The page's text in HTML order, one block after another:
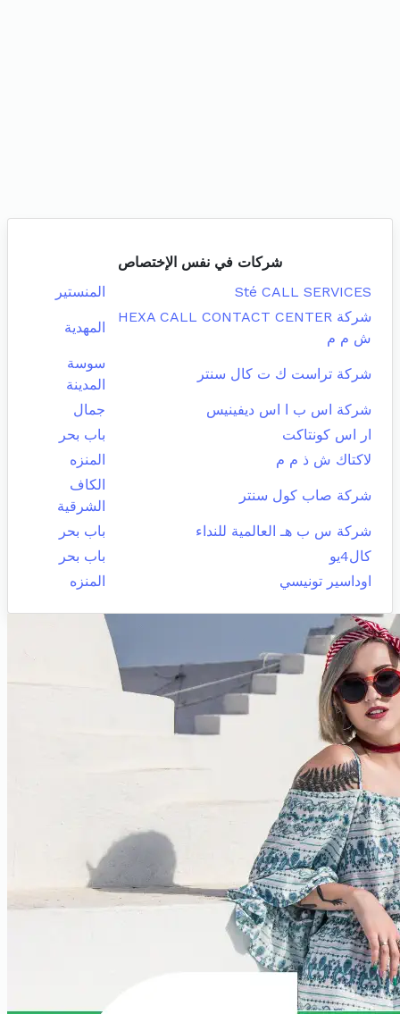
شركات في نفس الإختصاص
Sté CALL SERVICES
المنستير
شركة HEXA CALL CONTACT CENTER
ش م م
المهدية
شركة تراست ك ت كال سنتر
سوسة
المدينة
شركة اس ب ا اس ديفينيس
جمال
ار اس كونتاكت
باب بحر
لاكتاك ش ذ م م
المنزه
شركة صاب كول سنتر
الكاف
الشرقية
شركة س ب هـ العالمية للنداء
باب بحر
كال4يو
باب بحر
اوداسير تونيسي
المنزه